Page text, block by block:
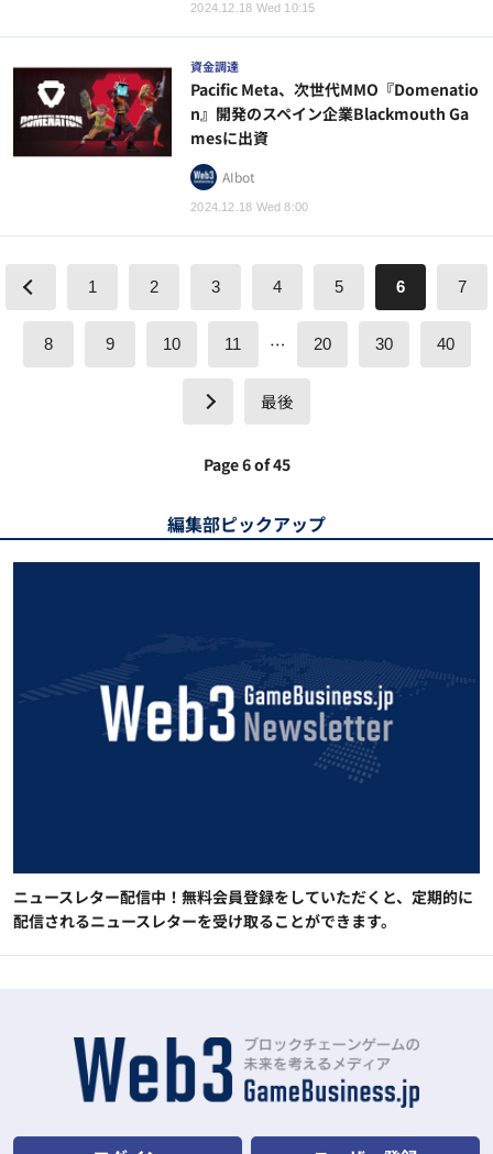
2024.12.18 Wed 10:15
資金調達
2024.12.18 Wed 8:00
Pacific Meta、次世代MMO『Domenatio
n』開発のスペイン企業Blackmouth Ga
mesに出資
AIbot
1 2 3 4 5 6 7
8 9 10 11 … 20 30 40
最後
Page 6 of 45
編集部ピックアップ
ニュースレター配信中！無料会員登録をしていただくと、定期的に
配信されるニュースレターを受け取ることができます。